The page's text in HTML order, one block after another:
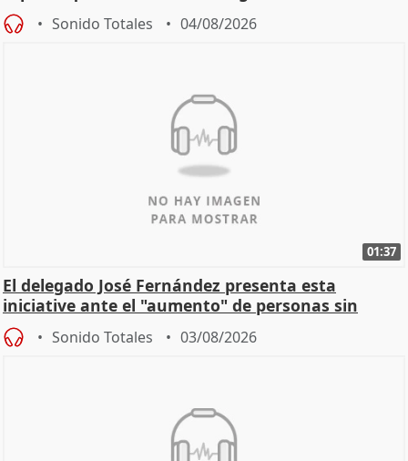
Sonido Totales 04/08/2026
01:37
El delegado José Fernández presenta esta
iniciative ante el "aumento" de personas sin
hogar en Madri
Sonido Totales 03/08/2026